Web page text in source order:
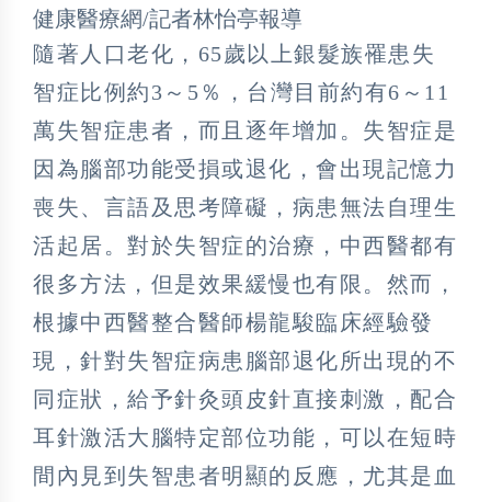
健康醫療網/記者林怡亭報導
隨著人口老化，65歲以上銀髮族罹患失
智症比例約3～5％，台灣目前約有6～11
萬失智症患者，而且逐年增加。失智症是
因為腦部功能受損或退化，會出現記憶力
喪失、言語及思考障礙，病患無法自理生
活起居。對於失智症的治療，中西醫都有
很多方法，但是效果緩慢也有限。然而，
根據中西醫整合醫師楊龍駿臨床經驗發
現，針對失智症病患腦部退化所出現的不
同症狀，給予針灸頭皮針直接刺激，配合
耳針激活大腦特定部位功能，可以在短時
間內見到失智患者明顯的反應，尤其是血